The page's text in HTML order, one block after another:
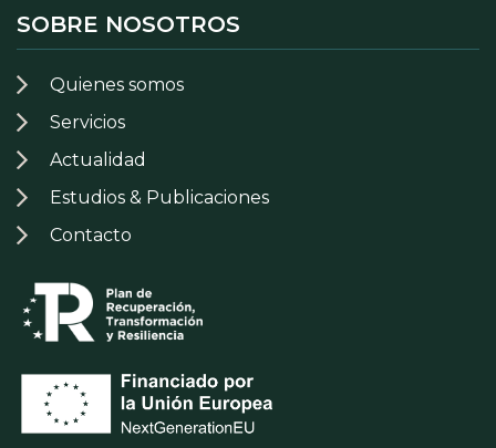
SOBRE NOSOTROS
Quienes somos
Servicios
Actualidad
Estudios & Publicaciones
Contacto